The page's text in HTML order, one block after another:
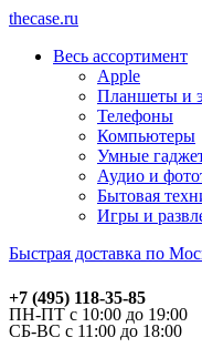
thecase.ru
Весь ассортимент
Apple
Планшеты и
Телефоны
Компьютеры
Умные
Аудио и
Бытовая
Игры и
Быстрая доставка по
+7 (495) 118-35-85
ПН-ПТ с 10:00 до 19:00
СБ-ВС с 11:00 до 18:00